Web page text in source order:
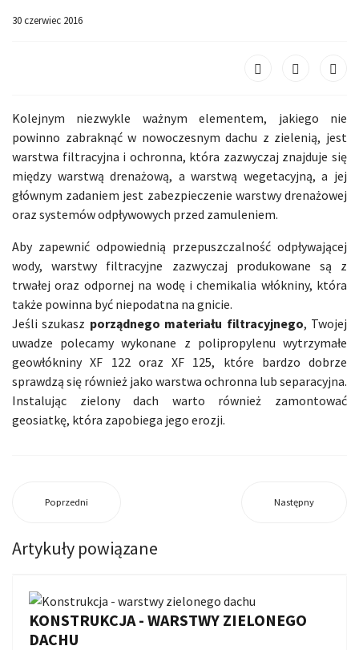
30 czerwiec 2016
Kolejnym niezwykle ważnym elementem, jakiego nie
powinno zabraknąć w nowoczesnym dachu z zielenią, jest
warstwa filtracyjna i ochronna, która zazwyczaj znajduje się
między warstwą drenażową, a warstwą wegetacyjną, a jej
głównym zadaniem jest zabezpieczenie warstwy drenażowej
oraz systemów odpływowych przed zamuleniem.
Aby zapewnić odpowiednią przepuszczalność odpływającej
wody, warstwy filtracyjne zazwyczaj produkowane są z
trwałej oraz odpornej na wodę i chemikalia włókniny, która
także powinna być niepodatna na gnicie.
Jeśli szukasz porządnego materiału filtracyjnego, Twojej
uwadze polecamy wykonane z polipropylenu wytrzymałe
geowłókniny XF 122 oraz XF 125, które bardzo dobrze
sprawdzą się również jako warstwa ochronna lub separacyjna.
Instalując zielony dach warto również zamontować
geosiatkę, która zapobiega jego erozji.
Poprzedni Następny
Artykuły powiązane
KONSTRUKCJA - WARSTWY ZIELONEGO
DACHU